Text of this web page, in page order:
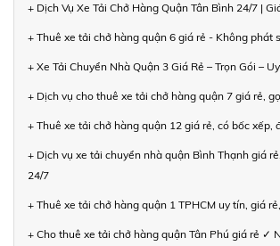
+ Dịch Vụ Xe Tải Chở Hàng Quận Tân Bình 24/7 |
+ Thuê xe tải chở hàng quận 6 giá rẻ - Không phát
+ Xe Tải Chuyển Nhà Quận 3 Giá Rẻ – Trọn Gói –
+ Dịch vụ cho thuê xe tải chở hàng quận 7 giá rẻ,
+ Thuê xe tải chở hàng quận 12 giá rẻ, có bốc xếp,
+ Dịch vụ xe tải chuyển nhà quận Bình Thạnh giá
24/7
+ Thuê xe tải chở hàng quận 1 TPHCM uy tín, giá
+ Cho thuê xe tải chở hàng quận Tân Phú giá rẻ ✓